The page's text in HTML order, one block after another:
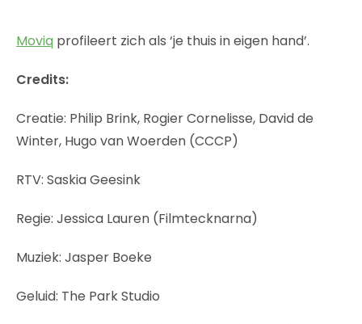
Moviq profileert zich als ‘je thuis in eigen hand’.
Credits:
Creatie: Philip Brink, Rogier Cornelisse, David de
Winter, Hugo van Woerden (CCCP)
RTV: Saskia Geesink
Regie: Jessica Lauren (Filmtecknarna)
Muziek: Jasper Boeke
Geluid: The Park Studio